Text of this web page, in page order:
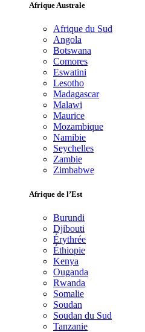
Afrique Australe
Afrique du Sud
Angola
Botswana
Comores
Eswatini
Lesotho
Madagascar
Malawi
Maurice
Mozambique
Namibie
Seychelles
Zambie
Zimbabwe
Afrique de l’Est
Burundi
Djibouti
Érythrée
Éthiopie
Kenya
Ouganda
Rwanda
Somalie
Soudan
Soudan du Sud
Tanzanie